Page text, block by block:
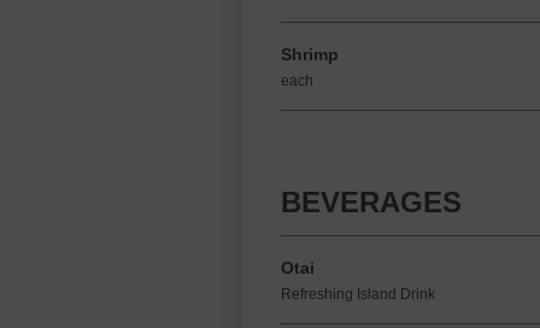
Shrimp
each
BEVERAGES
Otai
Refreshing Island Drink